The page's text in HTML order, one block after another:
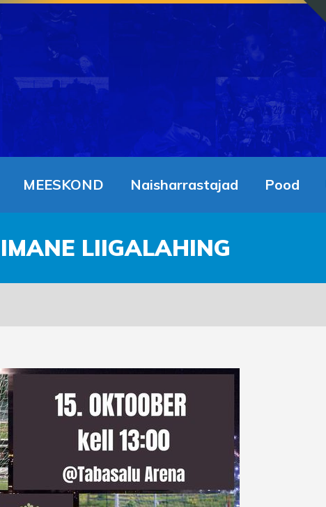
MEESKOND Naisharrastajad Pood
LIIGALAHING